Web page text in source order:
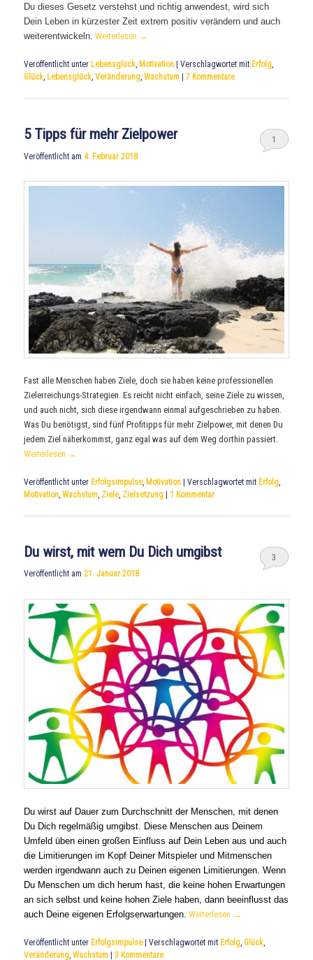
Du dieses Gesetz verstehst und richtig anwendest, wird sich
Dein Leben in kürzester Zeit extrem positiv verändern und auch
weiterentwickeln. Weiterlesen →
Veröffentlicht unter Lebensglück, Motivation |Verschlagwortet mit Erfolg,
Glück, Lebensglück,Veränderung,Wachstum |7 Kommentare
5 Tipps für mehr Zielpower
Veröffentlicht am4. Februar 2018
1
Fast alle Menschen haben Ziele, doch sie haben keine professionellen
Zielerreichungs-Strategien. Es reicht nicht einfach, seine Ziele zu wissen,
und auch nicht, sich diese irgendwann einmal aufgeschrieben zu haben.
Was Du benötigst, sind fünf Profitipps für mehr Zielpower, mit denen Du
jedem Ziel näherkommst, ganz egal was auf dem Weg dorthin passiert.
Weiterlesen →
Veröffentlicht unter Erfolgsimpulse, Motivation |Verschlagwortet mit Erfolg,
Motivation,Wachstum, Ziele, Zielsetzung |1 Kommentar
Du wirst, mit wem Du Dich umgibst
Veröffentlicht am21. Januar 2018
3
Du wirst auf Dauer zum Durchschnitt der Menschen, mit denen
Du Dich regelmäßig umgibst. Diese Menschen aus Deinem
Umfeld üben einen großen Einfluss auf Dein Leben aus und auch
die Limitierungen im Kopf Deiner Mitspieler und Mitmenschen
werden irgendwann auch zu Deinen eigenen Limitierungen. Wenn
Du Menschen um dich herum hast, die keine hohen Erwartungen
an sich selbst und keine hohen Ziele haben, dann beeinflusst das
auch Deine eigenen Erfolgserwartungen. Weiterlesen →
Veröffentlicht unter Erfolgsimpulse |Verschlagwortet mit Erfolg ,Glück
Veränderung ,Wachstum |3 Kommentare